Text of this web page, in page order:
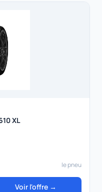
XL
le pneu
Voir l'offre →